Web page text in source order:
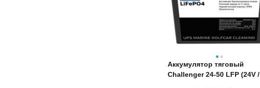
Аккумулятор тяговый
Challenger 24-50 LFP (24V /